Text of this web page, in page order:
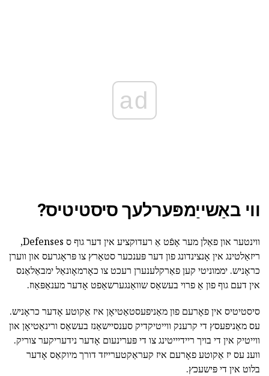
ad
ווי באַשייַמפּערלעך סיסטיטיס?
ווינטער און פאַלן מער אָפֿט אַ רעדוקציע אין דער גוף ס Defenses,
ריזאַלטינג אין אָנצינדונג פון דער פּענכער סטאַרץ צו פּראָגרעס און ווערן
כראָניש. יממוניטי קען פאַרקלענערן רעכט צו כאָרמאָונאַל ימבאַלאַנס
אין דעם גוף פון אַ פרוי בעשאַס שוואַנגערשאַפט אָדער מענאַפּאַוז.
סיסטיטיס אין פאָרעם פון מאַניפעסטאַטיאָן איז אַקוטע אָדער כראָניש.
עס מאַניפעסץ די קרענק ווייטיקדיק סענסיישאַנז בעשאַס ורינאַטיאָן און
ווייטיק אין די בויך ריידיייטינג צו די פּערינעום אָדער נידעריקער צוריק.
ווענ עס יז אַקוטע פאָרעם איז קעראַקטערייזד דורך מיוקאַס אָדער
בלוט אין די פּישעכץ.